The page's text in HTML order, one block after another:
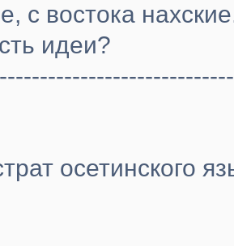
с востока
идеи?
осетинского